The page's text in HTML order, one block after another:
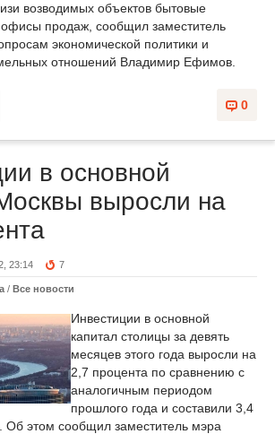
возводимых объектов бытовые
офисы продаж, сообщил заместитель
экономической политики и
отношений Владимир Ефимов.
0
в основной
выросли на
23:14 7
/ Все новости
Инвестиции в основной
капитал столицы за девять
месяцев этого года выросли на
2,7 процента по сравнению с
аналогичным периодом
прошлого года и составили 3,4
Об этом сообщил заместитель мэра